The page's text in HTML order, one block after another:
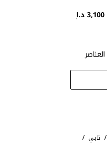
3,100 د.إ
/ تابي /